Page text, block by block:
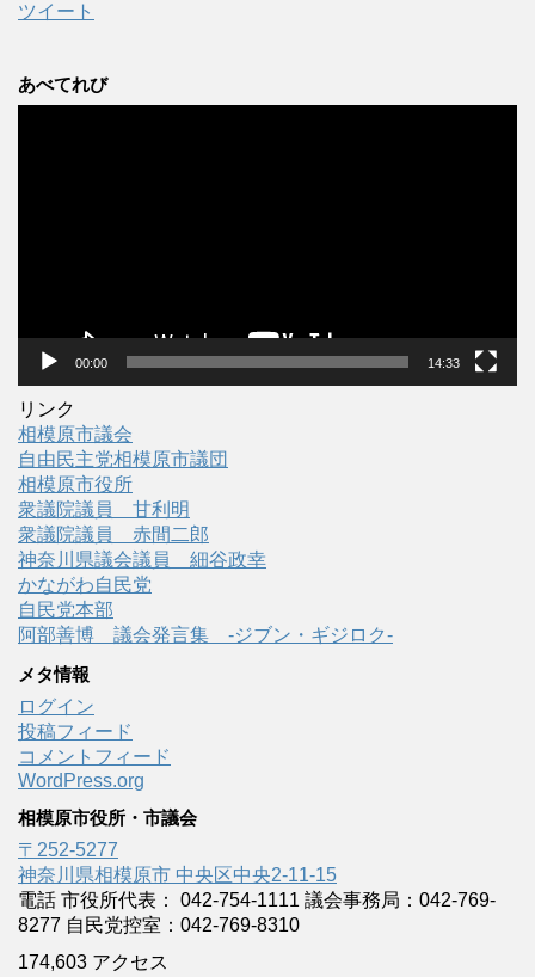
ツイート
あべてれび
00:00 14:33
リンク
相模原市議会
自由民主党相模原市議団
相模原市役所
衆議院議員 甘利明
衆議院議員 赤間二郎
神奈川県議会議員 細谷政幸
かながわ自民党
自民党本部
阿部善博 議会発言集 -ジブン・ギジロク-
メタ情報
ログイン
投稿フィード
コメントフィード
WordPress.org
相模原市役所・市議会
〒252-5277
神奈川県相模原市 中央区中央2-11-15
電話 市役所代表： 042-754-1111 議会事務局：042-769-
8277 自民党控室：042-769-8310
174,603 アクセス